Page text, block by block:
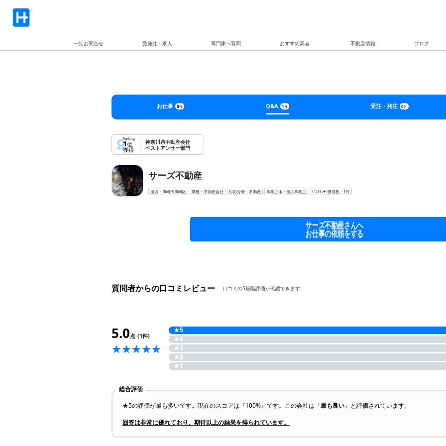
一括お問合せ 受発注・求人 専門家へ質問 おすすめ業者 不動産情報 ブログ
お仕事 0件 Q&A 1件 受注・発注 0件
Ranking
1位
獲得
神奈川県不動産会社
ベストアンサー部門
サーズ不動産
拠点：川崎市川崎区 職種：不動産会社 対応分野：不動産 事業主体：個人事業主 ﾍﾞｽﾄｱﾝｻｰ獲得数：1件
サーズ不動産さんへ
お仕事の依頼をする
質問者からの口コミレビュー 口コミの5段階評価が確認できます。
5.0点 (1件)
★5
★4
★3
★2
★1
総合評価
★5の評価が最も多いです。現在のスコアは『100%』です。この会社は「最も良い」と評価されています。
回答は非常に優れており、期待以上の結果を得られています。